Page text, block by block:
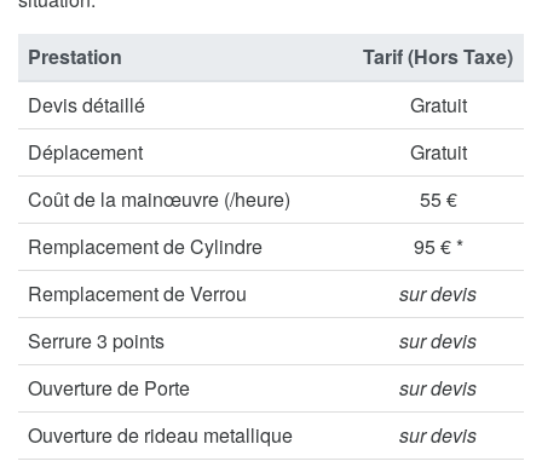
Prestation
Tarif (Hors Taxe)
Devis détaillé
Gratuit
Déplacement
Gratuit
Coût de la mainœuvre (/heure)
55 €
Remplacement de Cylindre
95 € *
Remplacement de Verrou
sur devis
Serrure 3 points
sur devis
Ouverture de Porte
sur devis
Ouverture de rideau metallique
sur devis